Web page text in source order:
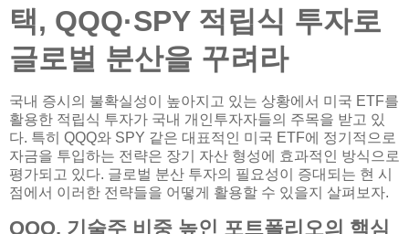
택, QQQ·SPY 적립식 투자로
글로벌 분산을 꾸려라
국내 증시의 불확실성이 높아지고 있는 상황에서 미국 ETF를
활용한 적립식 투자가 국내 개인투자자들의 주목을 받고 있
다. 특히 QQQ와 SPY 같은 대표적인 미국 ETF에 정기적으로
자금을 투입하는 전략은 장기 자산 형성에 효과적인 방식으로
평가되고 있다. 글로벌 분산 투자의 필요성이 증대되는 현 시
점에서 이러한 전략들을 어떻게 활용할 수 있을지 살펴보자.
QQQ, 기술주 비중 높인 포트폴리오의 핵심